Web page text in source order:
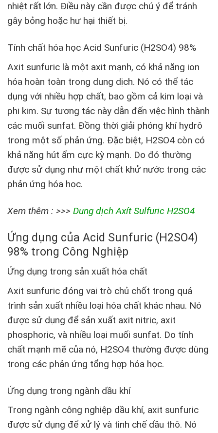
nhiệt rất lớn. Điều này cần được chú ý để tránh
gây bỏng hoặc hư hại thiết bị.
Tính chất hóa học Acid Sunfuric (H2SO4) 98%
Axit sunfuric là một axit mạnh, có khả năng ion
hóa hoàn toàn trong dung dịch. Nó có thể tác
dụng với nhiều hợp chất, bao gồm cả kim loại và
phi kim. Sự tương tác này dẫn đến việc hình thành
các muối sunfat. Đồng thời giải phóng khí hydrô
trong một số phản ứng. Đặc biệt, H2SO4 còn có
khả năng hút ẩm cực kỳ mạnh. Do đó thường
được sử dụng như một chất khử nước trong các
phản ứng hóa học.
Xem thêm : >>> Dung dịch Axít Sulfuric H2SO4
Ứng dụng của Acid Sunfuric (H2SO4)
98% trong Công Nghiệp
Ứng dụng trong sản xuất hóa chất
Axit sunfuric đóng vai trò chủ chốt trong quá
trình sản xuất nhiều loại hóa chất khác nhau. Nó
được sử dụng để sản xuất axit nitric, axit
phosphoric, và nhiều loại muối sunfat. Do tính
chất mạnh mẽ của nó, H2SO4 thường được dùng
trong các phản ứng tổng hợp hóa học.
Ứng dụng trong ngành dầu khí
Trong ngành công nghiệp dầu khí, axit sunfuric
được sử dụng để xử lý và tinh chế dầu thô. Nó